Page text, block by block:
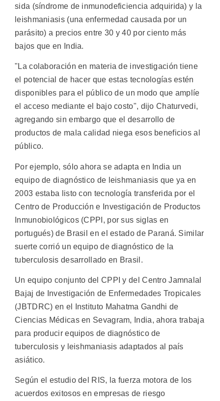
sida (síndrome de inmunodeficiencia adquirida) y la
leishmaniasis (una enfermedad causada por un
parásito) a precios entre 30 y 40 por ciento más
bajos que en India.
"La colaboración en materia de investigación tiene
el potencial de hacer que estas tecnologías estén
disponibles para el público de un modo que amplíe
el acceso mediante el bajo costo", dijo Chaturvedi,
agregando sin embargo que el desarrollo de
productos de mala calidad niega esos beneficios al
público.
Por ejemplo, sólo ahora se adapta en India un
equipo de diagnóstico de leishmaniasis que ya en
2003 estaba listo con tecnología transferida por el
Centro de Producción e Investigación de Productos
Inmunobiológicos (CPPI, por sus siglas en
portugués) de Brasil en el estado de Paraná. Similar
suerte corrió un equipo de diagnóstico de la
tuberculosis desarrollado en Brasil.
Un equipo conjunto del CPPI y del Centro Jamnalal
Bajaj de Investigación de Enfermedades Tropicales
(JBTDRC) en el Instituto Mahatma Gandhi de
Ciencias Médicas en Sevagram, India, ahora trabaja
para producir equipos de diagnóstico de
tuberculosis y leishmaniasis adaptados al país
asiático.
Según el estudio del RIS, la fuerza motora de los
acuerdos exitosos en empresas de riesgo